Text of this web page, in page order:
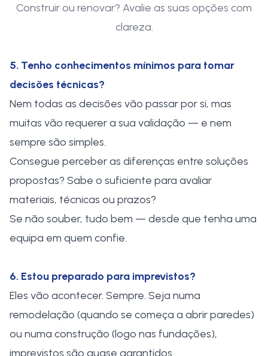
Construir ou renovar? Avalie as suas opções com
clareza.
5. Tenho conhecimentos mínimos para tomar
decisões técnicas?
Nem todas as decisões vão passar por si, mas
muitas vão requerer a sua validação — e nem
sempre são simples.
Consegue perceber as diferenças entre soluções
propostas? Sabe o suficiente para avaliar
materiais, técnicas ou prazos?
Se não souber, tudo bem — desde que tenha uma
equipa em quem confie.
6. Estou preparado para imprevistos?
Eles vão acontecer. Sempre. Seja numa
remodelação (quando se começa a abrir paredes)
ou numa construção (logo nas fundações),
imprevistos são quase garantidos.